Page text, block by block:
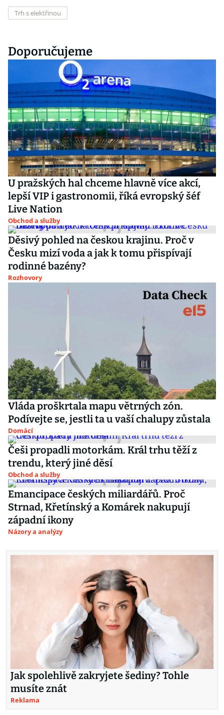
Trh s elektřinou
Doporučujeme
U pražských hal chceme hlavně více akcí,
lepší VIP i gastronomii, říká evropský šéf
Live Nation
Obchod a služby
Děsivý pohled na českou krajinu. Proč v
Česku mizí voda a jak k tomu přispívají
rodinné bazény?
Rozhovory
Vláda proškrtala mapu větrných zón.
Podívejte se, jestli ta u vaší chalupy zůstala
Domácí
Češi propadli motorkám. Král trhu těží z
trendu, který jiné děsí
Obchod a služby
Emancipace českých miliardářů. Proč
Strnad, Křetínský a Komárek nakupují
západní ikony
Názory a analýzy
Jak spolehlivě zakryjete šediny? Tohle
musíte znát
Reklama